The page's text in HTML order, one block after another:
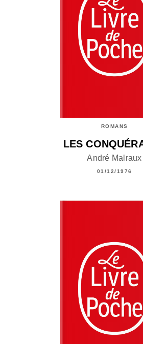
ROMANS
LES
André Malraux
01/12/1976